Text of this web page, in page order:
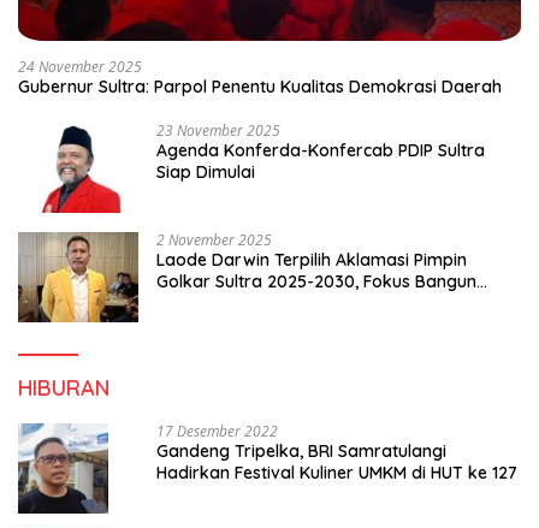
24 November 2025
Gubernur Sultra: Parpol Penentu Kualitas Demokrasi Daerah
23 November 2025
Agenda Konferda-Konfercab PDIP Sultra
Siap Dimulai
2 November 2025
Laode Darwin Terpilih Aklamasi Pimpin
Golkar Sultra 2025-2030, Fokus Bangun
HIBURAN
17 Desember 2022
Gandeng Tripelka, BRI Samratulangi
Hadirkan Festival Kuliner UMKM di HUT ke 127